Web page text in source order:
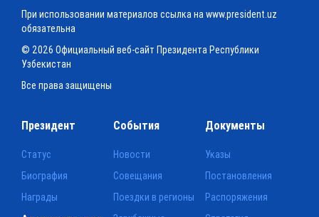
При использовании материалов ссылка на www.president.uz
обязательна
© 2026 Официальный веб-сайт Президента Республики
Узбекистан
Все права защищены
Президент
Статус
Биография
Награды
События
Новости
Совещания
Поездки в регионы
Документы
Указы
Постановления
Распоряжения